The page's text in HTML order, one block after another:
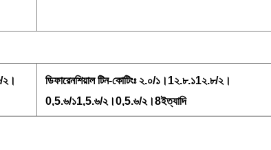
২।
ডিফারেনশিয়াল টিন-কোটিংঃ ২.০/১।1২.৮.১1২.৮/২।
0,5.৬/১1,5.৬/২।0,5.৬/২।8ইত্যাদি